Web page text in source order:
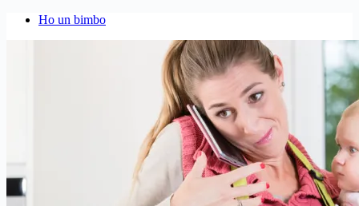
Ho un bimbo